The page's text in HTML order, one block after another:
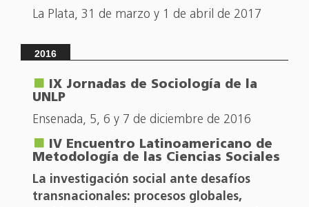
La Plata, 31 de marzo y 1 de abril de 2017
2016
IX Jornadas de Sociología de la
UNLP
Ensenada, 5, 6 y 7 de diciembre de 2016
IV Encuentro Latinoamericano de
Metodología de las Ciencias Sociales
La investigación social ante desafíos
transnacionales: procesos globales,